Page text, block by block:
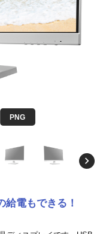
PNGEPS形式
EPS形式
EPS形式
EPS形式
EPS形式
EPS形式
EPS形式
EPS形式
EPS形式
EPS形式
EPS形式
EPS形式
給電もできる！